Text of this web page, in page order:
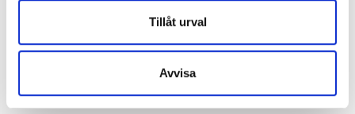
Dessa kan i sin tur kombinera informationen med annan
samlat in när du har använt deras tjänster.
Tillåt urval
Avvisa
Kväll
Betyg
Lista din klinik
Partners